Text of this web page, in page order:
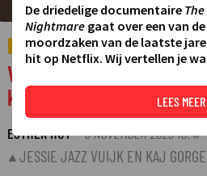
VIDEO
Video: Kaj Gorgels
kindje op hilarische wijze
ESTHER HUT·6 NOVEMBER 2025 10:47
JESSIE JAZZ VUIJK EN KAJ
De driedelige documentaire
Nightmare gaat over een van
moordzaken van de laatste
hit op Netflix. Wij vertellen je
LEES MEER